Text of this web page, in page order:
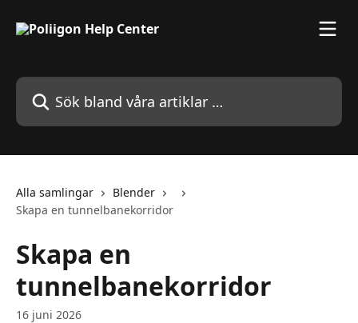
Sök bland våra artiklar …
Alla samlingar
Blender
Skapa en tunnelbanekorridor
Skapa en
tunnelbanekorridor
16 juni 2026